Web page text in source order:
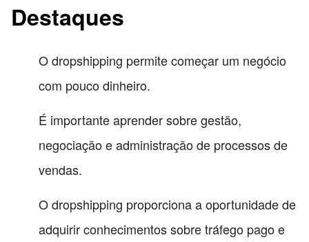
Destaques
O dropshipping permite começar um negócio
com pouco dinheiro.
É importante aprender sobre gestão,
negociação e administração de processos de
vendas.
O dropshipping proporciona a oportunidade de
adquirir conhecimentos sobre tráfego pago e